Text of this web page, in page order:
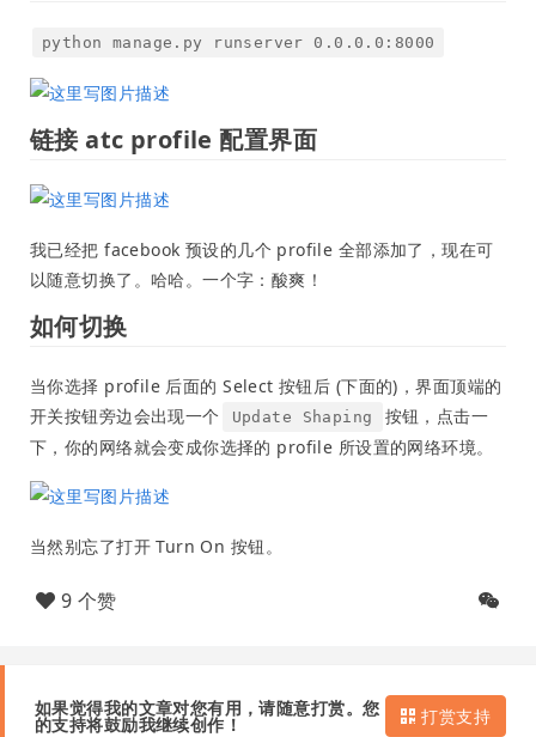
python manage.py runserver 0.0.0.0:8000
链接 atc profile 配置界面
我已经把 facebook 预设的几个 profile 全部添加了，现在可
以随意切换了。哈哈。一个字：酸爽！
如何切换
当你选择 profile 后面的 Select 按钮后 (下面的)，界面顶端的
开关按钮旁边会出现一个
Update Shaping
按钮，点击一
下，你的网络就会变成你选择的 profile 所设置的网络环境。
当然别忘了打开 Turn On 按钮。
9 个赞
如果觉得我的文章对您有用，请随意打赏。您
的支持将鼓励我继续创作！ 打赏支持